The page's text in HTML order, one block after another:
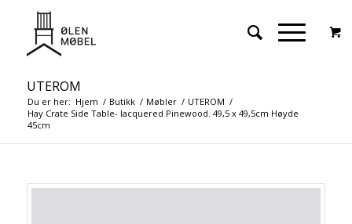
UTEROM
Du er her: Hjem / Butikk / Møbler / UTEROM /
Hay Crate Side Table- lacquered Pinewood. 49,5 x 49,5cm Høyde
45cm